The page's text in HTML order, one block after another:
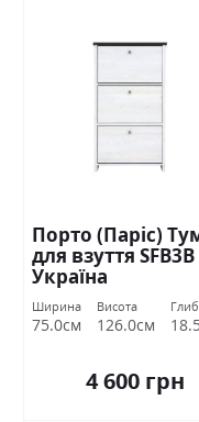
Порто (Паріс)
для взуття
Україна
Ширина
75.0см
Висота
126.0см
4 600 грн